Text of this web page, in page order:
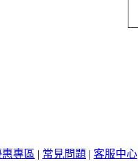
專區 | 常見問題 | 客服中心